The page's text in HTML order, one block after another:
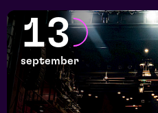
13
september